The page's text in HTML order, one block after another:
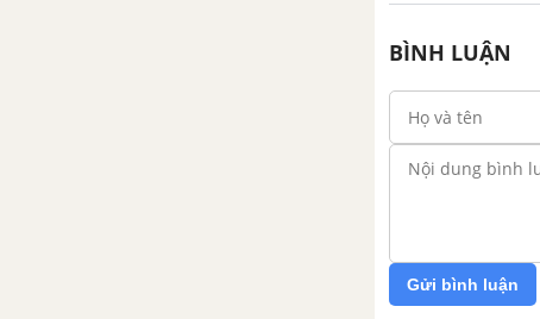
BÌNH LUẬN
Gửi bình luận